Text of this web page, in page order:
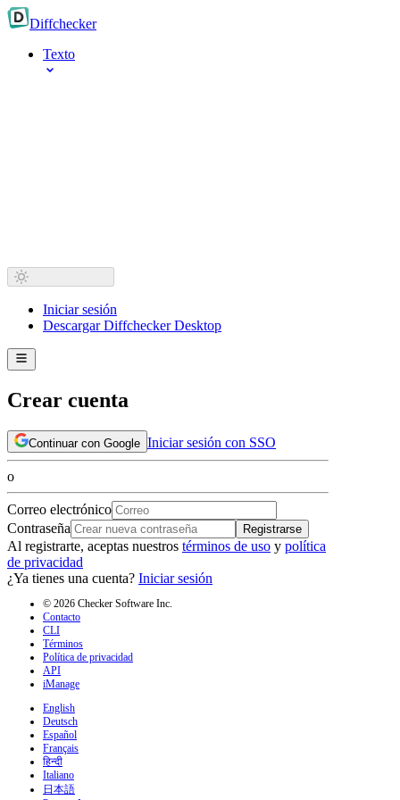
Diffchecker
Texto
Iniciar sesión
Descargar Diffchecker Desktop
Crear cuenta
Continuar con Google Iniciar sesión con SSO
o
Correo electrónico
Contraseña
Registrarse
Al registrarte, aceptas nuestros términos de uso y política
de privacidad
¿Ya tienes una cuenta? Iniciar sesión
© 2026 Checker Software Inc.
Contacto
CLI
Términos
Política de privacidad
API
iManage
English
Deutsch
Español
Français
हिन्दी
Italiano
日本語